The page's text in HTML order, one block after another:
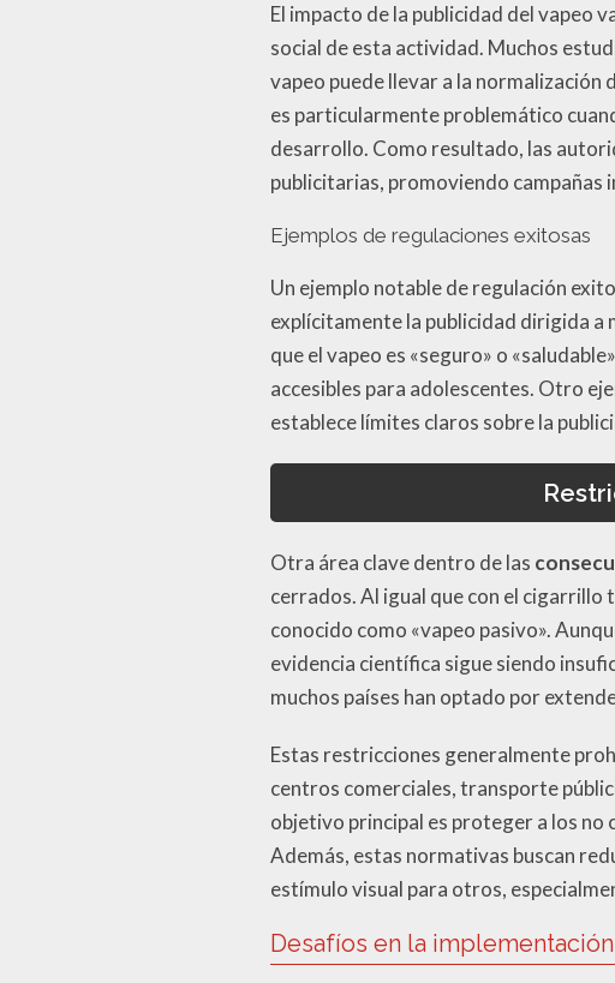
El impacto de la publicidad del vapeo
social de esta actividad. Muchos
vapeo puede llevar a la normalización
es particularmente problemático
desarrollo. Como resultado, las
publicitarias, promoviendo campañas
Ejemplos de regulaciones exitosas
Un ejemplo notable de regulación
explícitamente la publicidad dirigida a
que el vapeo es «seguro» o
accesibles para adolescentes. Otro
establece límites claros sobre la
Otra área clave dentro de las
cerrados. Al igual que con el cigarrillo
conocido como «vapeo pasivo».
evidencia científica sigue siendo
muchos países han optado por
Estas restricciones generalmente
centros comerciales, transporte
objetivo principal es proteger a los no
Además, estas normativas buscan
estímulo visual para otros,
Desafíos en la